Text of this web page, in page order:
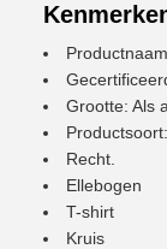
Grootte: Als
Productsoort:
Recht.
Ellebogen
T-shirt
Kruis